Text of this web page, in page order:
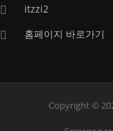
itzzi2
홈페이지 바로가기
Copyright ©